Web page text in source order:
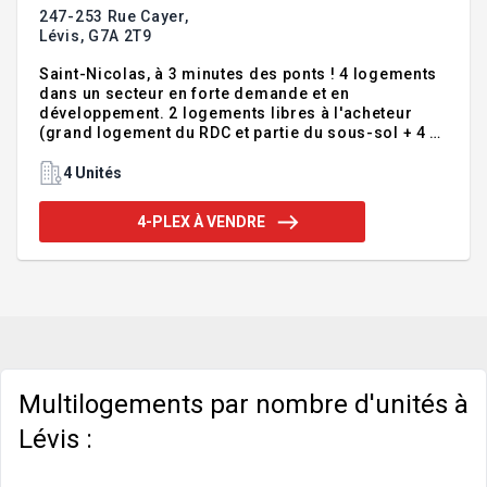
247-253 Rue Cayer,
Lévis, G7A 2T9
Saint-Nicolas, à 3 minutes des ponts ! 4 logements
dans un secteur en forte demande et en
développement. 2 logements libres à l'acheteur
(grand logement du RDC et partie du sous-sol + 4 ½
chambres + sous-sol (possibilité d'autres
Grand terrain de plus de 7 552 pc avec zonage
permissif (voir grille de zonage). Système de
4 Unités
4-PLEX À VENDRE
Multilogements par nombre d'unités à
Lévis :